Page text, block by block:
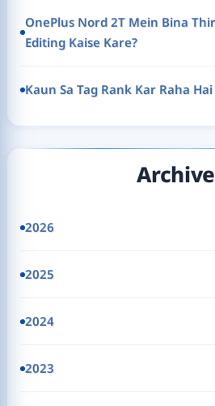
OnePlus Nord 2T Mein Bina
Editing Kaise Kare?
Kaun Sa Tag Rank Kar Raha
2026
2025
2024
2023